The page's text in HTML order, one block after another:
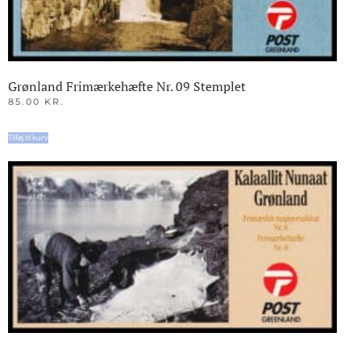
Grønland Frimærkehæfte Nr. 09 Stemplet
85.00 KR.
Tilføj til kurv